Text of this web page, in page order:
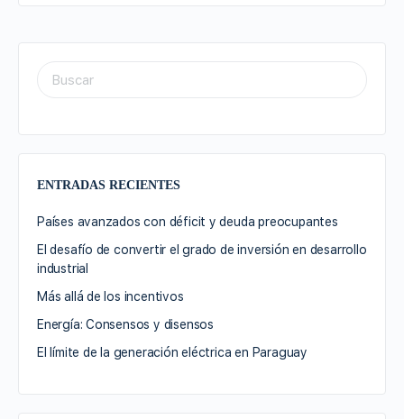
ENTRADAS RECIENTES
Países avanzados con déficit y deuda preocupantes
El desafío de convertir el grado de inversión en desarrollo
industrial
Más allá de los incentivos
Energía: Consensos y disensos
El límite de la generación eléctrica en Paraguay